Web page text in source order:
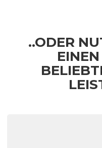
..ODER